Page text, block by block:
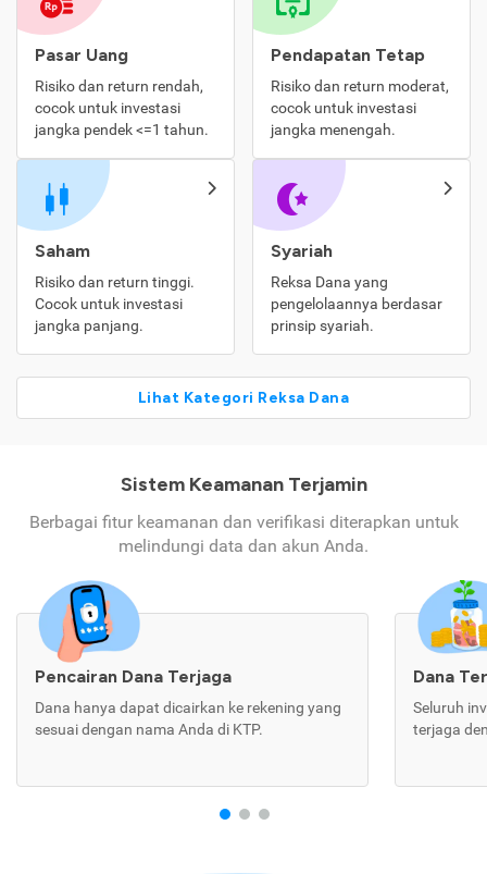
Pasar Uang
Risiko dan return rendah,
cocok untuk investasi
jangka pendek <=1 tahun.
Pendapatan Tetap
Risiko dan return moderat,
cocok untuk investasi
jangka menengah.
Saham
Risiko dan return tinggi.
Cocok untuk investasi
jangka panjang.
Syariah
Reksa Dana yang
pengelolaannya berdasar
prinsip syariah.
Lihat Kategori Reksa Dana
Sistem Keamanan Terjamin
Berbagai fitur keamanan dan verifikasi diterapkan untuk
melindungi data dan akun Anda.
Pencairan Dana Terjaga
Dana hanya dapat dicairkan ke rekening yang
sesuai dengan nama Anda di KTP.
Dana
Seluruh
terjaga